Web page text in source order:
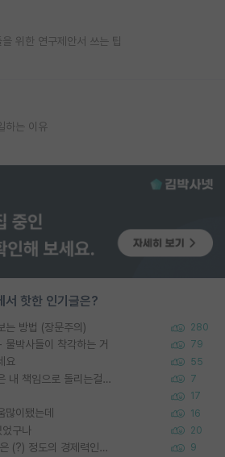
위한 연구제안서 쓰는 팁
하는 이유
서 핫한 인기글은?
는 방법 (장문주의) 280
박사들이 착각하는 거 79
요 55
왜 후배가 못하는걸 교수님은 내 책임으로 돌리는걸까요? 7
17
이됐는데 16
구나 20
박사진학하기에 2억은 괜찮은 (?) 정도의 경제력인가요 9